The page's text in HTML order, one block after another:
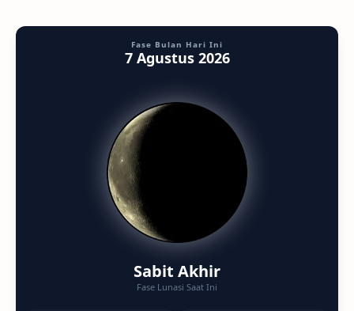
Fase Bulan Hari Ini
7 Agustus 2026
Sabit Akhir
Fase Lunasi Saat Ini